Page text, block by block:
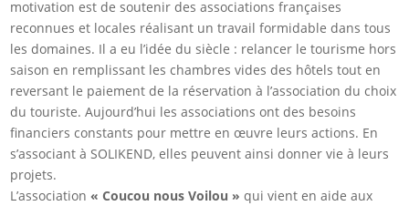
motivation est de soutenir des associations françaises
reconnues et locales réalisant un travail formidable dans tous
les domaines. Il a eu l’idée du siècle : relancer le tourisme hors
saison en remplissant les chambres vides des hôtels tout en
reversant le paiement de la réservation à l’association du choix
du touriste. Aujourd’hui les associations ont des besoins
financiers constants pour mettre en œuvre leurs actions. En
s’associant à SOLIKEND, elles peuvent ainsi donner vie à leurs
projets.
L’association « Coucou nous Voilou »qui vient en aide aux